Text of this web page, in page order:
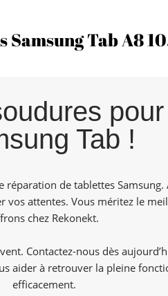
Samsung Tab A8
Tab !
de tablettes Samsung.
attentes. Vous méritez le
chez Rekonekt.
Contactez-nous dès
aider à retrouver la pleine
efficacement.